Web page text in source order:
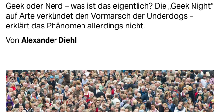
Geek oder Nerd – was ist das eigentlich? Die „Geek Night“
auf Arte verkündet den Vormarsch der Underdogs –
erklärt das Phänomen allerdings nicht.
Von Alexander Diehl